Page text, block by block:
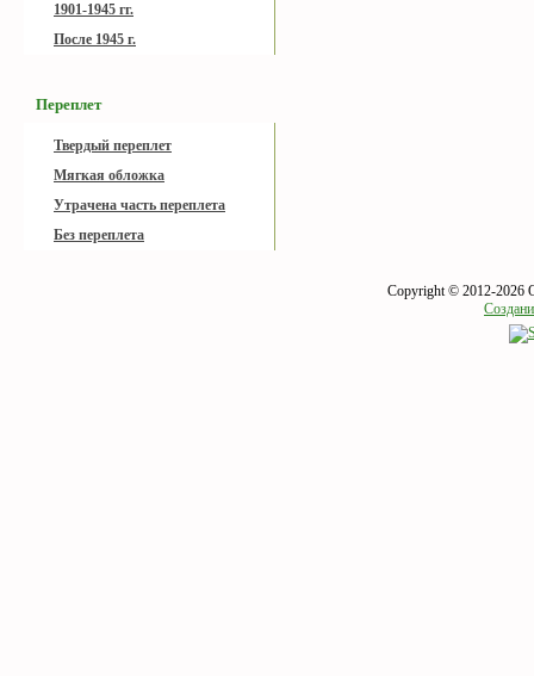
1901-1945 гг.
После 1945 г.
Переплет
Твердый переплет
Мягкая обложка
Утрачена часть переплета
Без переплета
Copyright © 2012-2026